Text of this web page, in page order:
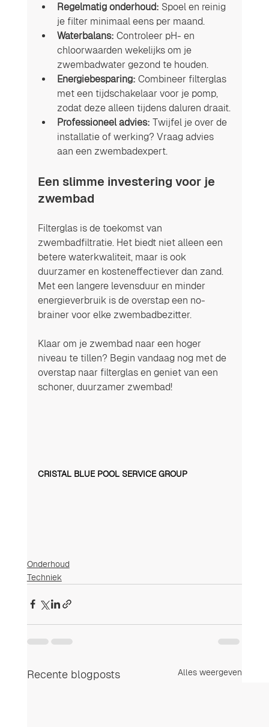
Regelmatig onderhoud: Spoel en reinig
je filter minimaal eens per maand.
Waterbalans: Controleer pH- en
chloorwaarden wekelijks om je
zwembadwater gezond te houden.
Energiebesparing: Combineer filterglas
met een tijdschakelaar voor je pomp,
zodat deze alleen tijdens daluren draait.
Professioneel advies: Twijfel je over de
installatie of werking? Vraag advies
aan een zwembadexpert.
Een slimme investering voor je
zwembad
Filterglas is de toekomst van
zwembadfiltratie. Het biedt niet alleen een
betere waterkwaliteit, maar is ook
duurzamer en kosteneffectiever dan zand.
Met een langere levensduur en minder
energieverbruik is de overstap een no-
brainer voor elke zwembadbezitter.
Klaar om je zwembad naar een hoger
niveau te tillen? Begin vandaag nog met de
overstap naar filterglas en geniet van een
schoner, duurzamer zwembad!
CRISTAL BLUE POOL SERVICE GROUP
Onderhoud
Techniek
Recente blogposts Alles weergeven